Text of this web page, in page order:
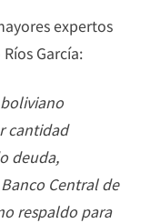
expertos
García:
cantidad
deuda,
Central de
respaldo para